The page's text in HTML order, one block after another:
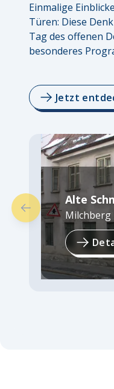
Einmalige
Türen: Diese
Tag des offenen
besonderes
Jetzt
Alte
Milchberg